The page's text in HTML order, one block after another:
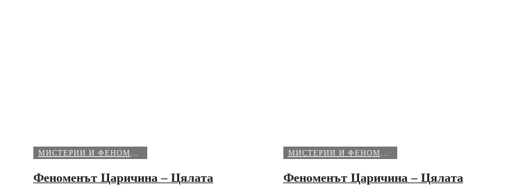
Феноменът Царичина – Цялата
Феноменът Царичина – Цялата